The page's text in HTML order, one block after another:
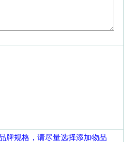
牌规格，请尽量选择添加物品